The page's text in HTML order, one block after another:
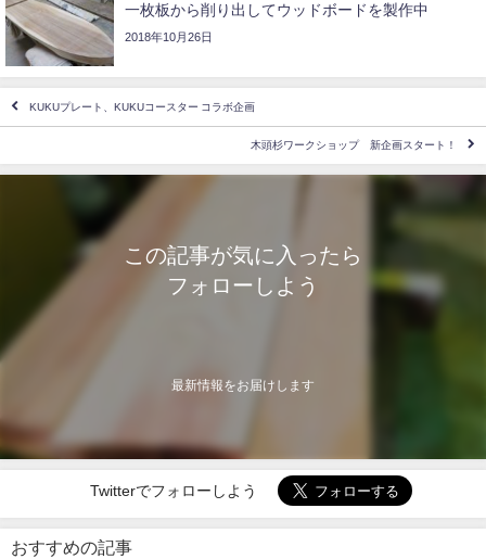
一枚板から削り出してウッドボードを製作中
2018年10月26日
KUKUプレート、KUKUコースター コラボ企画
木頭杉ワークショップ 新企画スタート！
この記事が気に入ったら
フォローしよう
最新情報をお届けします
Twitterでフォローしよう
おすすめの記事